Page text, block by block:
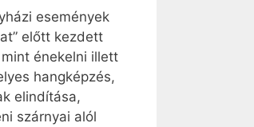
események
előtt kezdett
énekelni illett
hangképzés,
elindítása,
szárnyai alól